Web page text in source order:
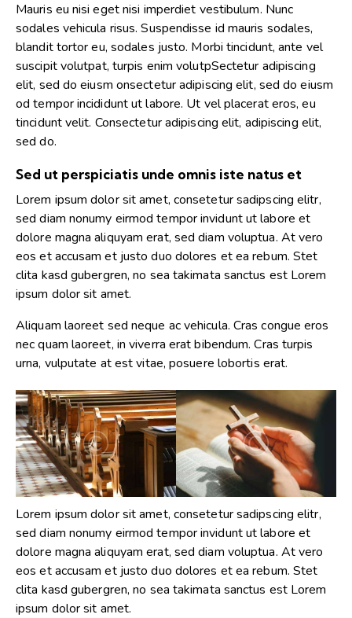
Mauris eu nisi eget nisi imperdiet vestibulum. Nunc
sodales vehicula risus. Suspendisse id mauris sodales,
blandit tortor eu, sodales justo. Morbi tincidunt, ante vel
suscipit volutpat, turpis enim volutpSectetur adipiscing
elit, sed do eiusm onsectetur adipiscing elit, sed do eiusm
od tempor incididunt ut labore. Ut vel placerat eros, eu
tincidunt velit. Consectetur adipiscing elit, adipiscing elit,
sed do.
Sed ut perspiciatis unde omnis iste natus et
Lorem ipsum dolor sit amet, consetetur sadipscing elitr,
sed diam nonumy eirmod tempor invidunt ut labore et
dolore magna aliquyam erat, sed diam voluptua. At vero
eos et accusam et justo duo dolores et ea rebum. Stet
clita kasd gubergren, no sea takimata sanctus est Lorem
ipsum dolor sit amet.
Aliquam laoreet sed neque ac vehicula. Cras congue eros
nec quam laoreet, in viverra erat bibendum. Cras turpis
urna, vulputate at est vitae, posuere lobortis erat.
Lorem ipsum dolor sit amet, consetetur sadipscing elitr,
sed diam nonumy eirmod tempor invidunt ut labore et
dolore magna aliquyam erat, sed diam voluptua. At vero
eos et accusam et justo duo dolores et ea rebum. Stet
clita kasd gubergren, no sea takimata sanctus est Lorem
ipsum dolor sit amet.